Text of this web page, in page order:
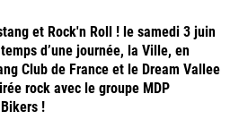
et Rock'n Roll ! le samedi 3 juin
d’une journée, la Ville, en
Club de France et le Dream Vallee
rock avec le groupe MDP
!